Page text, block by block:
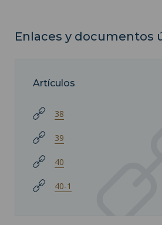
Enlaces y documentos
Artículos
38
39
40
40-1